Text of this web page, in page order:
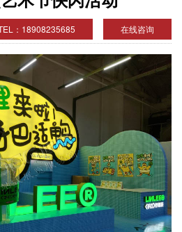
在线咨询
：18908235685